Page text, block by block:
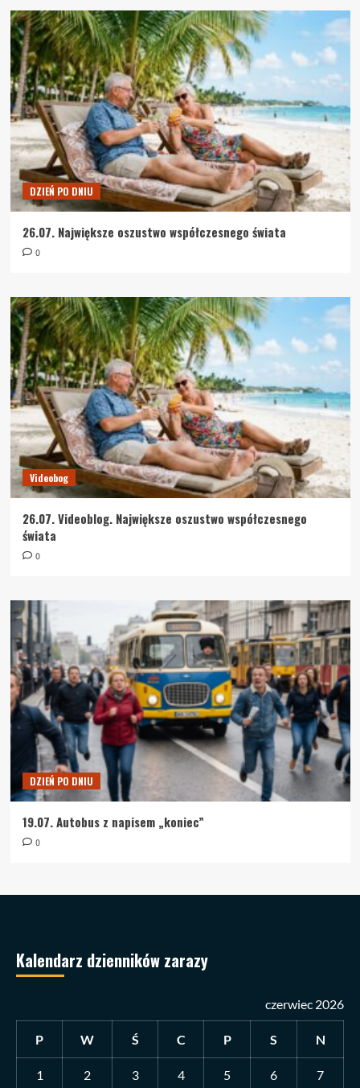
DZIEŃ PO DNIU
26.07. Największe oszustwo współczesnego świata
0
Videobog
26.07. Videoblog. Największe oszustwo współczesnego
świata
0
DZIEŃ PO DNIU
19.07. Autobus z napisem „koniec”
0
Kalendarz dzienników zarazy
czerwiec 2026
P W Ś C P S N
1 2 3 4 5 6 7